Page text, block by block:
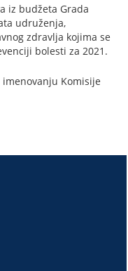
iz budžeta Grada
udruženja,
zdravlja kojima se
bolesti za 2021.
Komisije